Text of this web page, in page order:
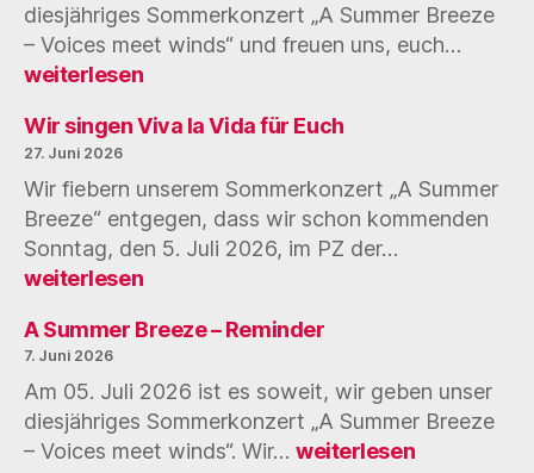
diesjähriges Sommerkonzert „A Summer Breeze
– Voices meet winds“ und freuen uns, euch…
es
soweit
weiterlesen
Wir singen Viva la Vida für Euch
27. Juni 2026
Wir fiebern unserem Sommerkonzert „A Summer
Breeze“ entgegen, dass wir schon kommenden
Sonntag, den 5. Juli 2026, im PZ der…
Euch
weiterlesen
A Summer Breeze – Reminder
7. Juni 2026
Am 05. Juli 2026 ist es soweit, wir geben unser
diesjähriges Sommerkonzert „A Summer Breeze
– Voices meet winds“. Wir… A
weiterlesen